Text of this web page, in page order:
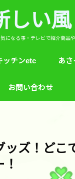
しい風
になる事・テレビで紹介商品
ッチンetc
・お気に入り
紹介
紹介
あ
お問い合わせ
ッズ！どこ